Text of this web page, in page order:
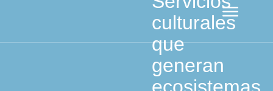
culturales
que
generan